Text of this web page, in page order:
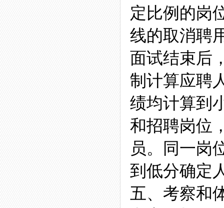
定比例的岗
线的取消聘
面试结束后
制计算应聘
绩均计算到
和招聘岗位
员。同一岗
到低分确定
五、考察和